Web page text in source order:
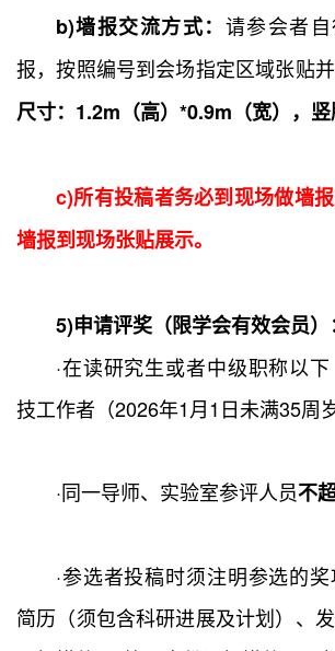
b)墙报交流方式： 请参会者
报，按照编号到会场指定区域张贴并
尺寸：1.2m（高）*0.9m（宽），竖
c)所有投稿者务必到现场做墙
墙报到现场张贴展示。
5)申请评奖（限学会有效会员）
·在读研究生或者中级职称以
技工作者（2026年1月1日未满35周岁
·同一导师、实验室参评人员不
·参选者投稿时须注明参选的
简历（须包含科研进展及计划）、